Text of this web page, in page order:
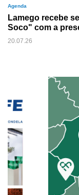
Agenda
Lamego recebe
Soco" com a
20.07.26